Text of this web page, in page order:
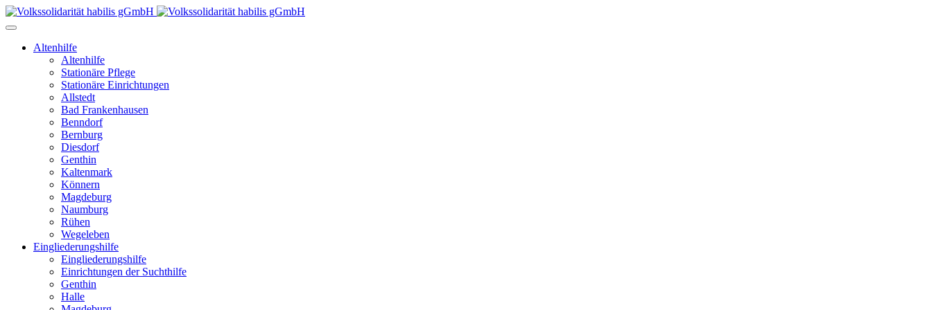
Altenhilfe
Altenhilfe
Stationäre Pflege
Stationäre Einrichtungen
Allstedt
Bad Frankenhausen
Benndorf
Bernburg
Diesdorf
Genthin
Kaltenmark
Könnern
Magdeburg
Naumburg
Rühen
Wegeleben
Eingliederungshilfe
Eingliederungshilfe
Einrichtungen der Suchthilfe
Genthin
Halle